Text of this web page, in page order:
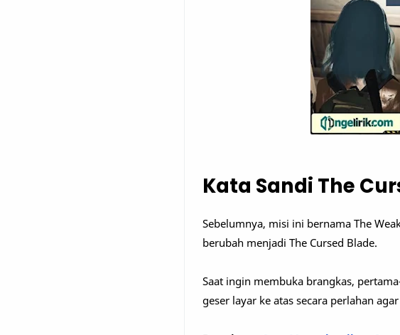
Kata Sandi The
Sebelumnya, misi ini bernama The
berubah menjadi The Cursed Blade.
Saat ingin membuka brangkas,
geser layar ke atas secara perlahan